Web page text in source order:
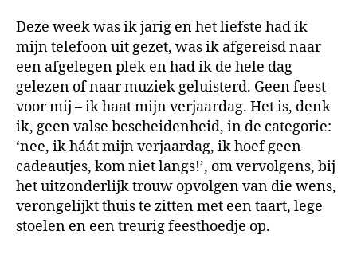
Deze week was ik jarig en het liefste had ik
mijn telefoon uit gezet, was ik afgereisd naar
een afgelegen plek en had ik de hele dag
gelezen of naar muziek geluisterd. Geen feest
voor mij – ik haat mijn verjaardag. Het is, denk
ik, geen valse bescheidenheid, in de categorie:
‘nee, ik háát mijn verjaardag, ik hoef geen
cadeautjes, kom niet langs!’, om vervolgens, bij
het uitzonderlijk trouw opvolgen van die wens,
verongelijkt thuis te zitten met een taart, lege
stoelen en een treurig feesthoedje op.